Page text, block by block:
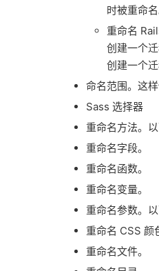
时被重命名
重命名
创建一个
创建一个
命名范围。这
Sass 选择器
重命名方法。
重命名字段。
重命名函数。
重命名变量。
重命名参数。
重命名 CSS 颜
重命名文件。